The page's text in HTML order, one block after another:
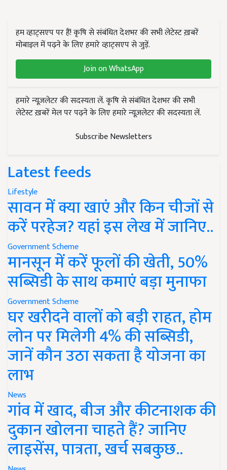
हम व्हाट्सएप पर हैं! कृषि से संबंधित देशभर की सभी लेटेस्ट ख़बरें
मोबाइल में पढ़ने के लिए हमारे व्हाट्सएप से जुड़ें.
Join on WhatsApp
हमारे न्यूज़लेटर की सदस्यता लें. कृषि से संबंधित देशभर की सभी
लेटेस्ट ख़बरें मेल पर पढ़ने के लिए हमारे न्यूज़लेटर की सदस्यता लें.
Subscribe Newsletters
Latest feeds
Lifestyle
सावन में क्या खाएं और किन चीजों से
करें परहेज? यहां इस लेख में जानिए..
Government Scheme
मानसून में करें फूलों की खेती, 50%
सब्सिडी के साथ कमाएं बड़ा मुनाफा
Government Scheme
घर खरीदने वालों को बड़ी राहत, होम
लोन पर मिलेगी 4% की सब्सिडी,
जानें कौन उठा सकता है योजना का
लाभ
News
गांव में खाद, बीज और कीटनाशक की
दुकान खोलना चाहते हैं? जानिए
लाइसेंस, पात्रता, खर्च सबकुछ..